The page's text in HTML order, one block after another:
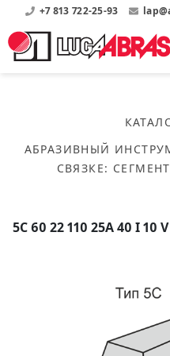
+7 813 722-25-93
бакелитовой
Скачать каталог
Круги
Сегменты
керамической
Круги
Скачать прайсы на
Нормативные
Публикации
О нас
Информация о заводе
История завода
Мероприятия
Контакты
АБРАЗИВНЫЙ
СВЯЗКЕ:
5С 60 22 110 25А 40 I 10